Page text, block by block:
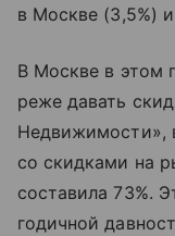
в Москве (3,5%)
В Москве в этом
реже давать
Недвижимости»,
со скидками на
составила 73%.
годичной